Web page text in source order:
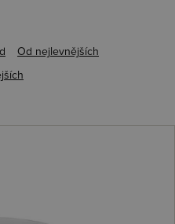
Od nejlevnějších